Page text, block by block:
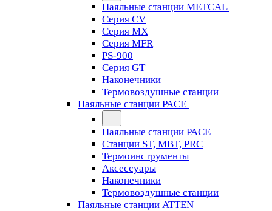
Паяльные станции METCAL
Серия CV
Серия MX
Серия MFR
PS-900
Серия GT
Наконечники
Термовоздушные станции
Паяльные станции PACE
Паяльные станции PACE
Станции ST, MBT, PRC
Термоинструменты
Аксессуары
Наконечники
Термовоздушные станции
Паяльные станции ATTEN